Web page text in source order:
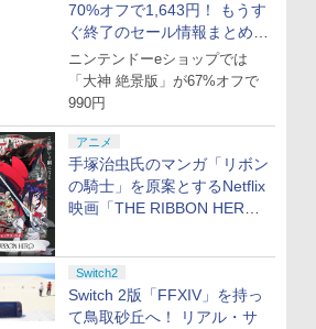
70%オフで1,643円！ もうす
ぐ終了のセール情報まとめ
【8月8日更新】
ニンテンドーeショップでは
「大神 絶景版」が67%オフで
990円
アニメ
手塚治虫氏のマンガ「リボン
の騎士」を原案とするNetflix
映画「THE RIBBON HERO
Switch2
Switch 2版「FFXIV」を持っ
て鳥取砂丘へ！ リアル・サ